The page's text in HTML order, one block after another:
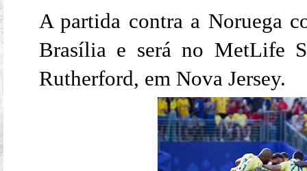
A partida contra a Noruega
Brasília e será no MetLife
Rutherford, em Nova Jersey.